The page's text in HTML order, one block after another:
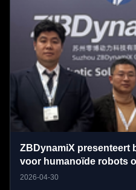
ZBDynamiX presenteert
voor humanoïde robots
2026
2026-04-30